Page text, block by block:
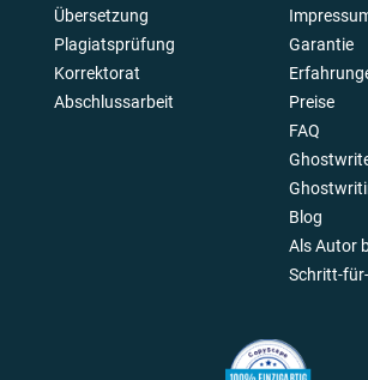
Übersetzung
Plagiatsprüfung
Korrektorat
Abschlussarbeit
Garantie
Preise
FAQ
Blog
Als Autor
Schritt-